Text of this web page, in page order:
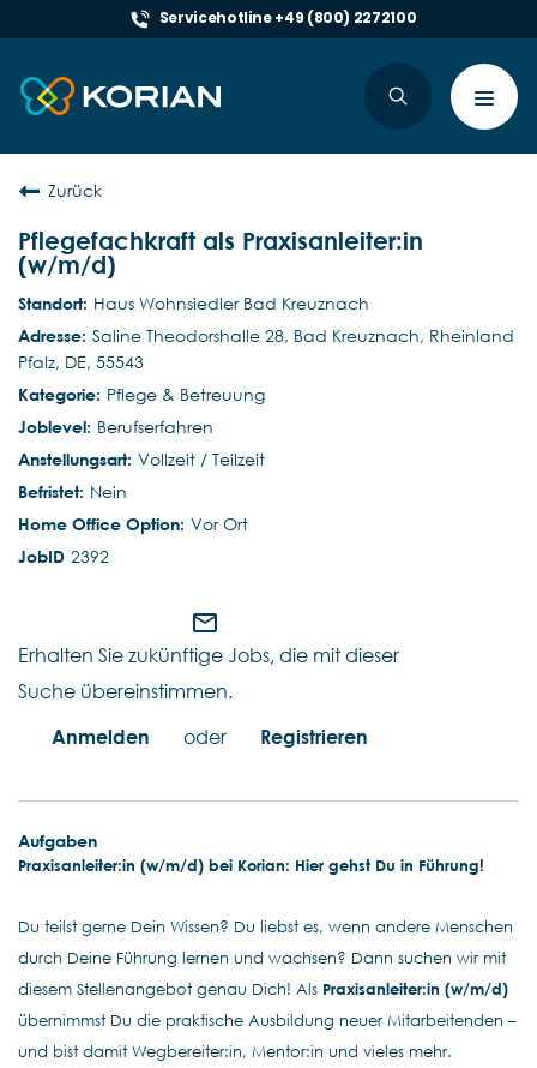
Servicehotline +49 (800) 2272100
Zurück
Pflegefachkraft als Praxisanleiter:in
(w/m/d)
Haus Wohnsiedler Bad Kreuznach
Saline Theodorshalle 28, Bad Kreuznach, Rheinland
Pfalz, DE, 55543
Pflege & Betreuung
Berufserfahren
Vollzeit / Teilzeit
Nein
Vor Ort
2392
mail_outline
Erhalten Sie zukünftige Jobs, die mit dieser
Suche übereinstimmen.
Anmelden
oder Registrieren
Aufgaben
Praxisanleiter:in (w/m/d) bei Korian: Hier gehst Du in Führung!
Du teilst gerne Dein Wissen? Du liebst es, wenn andere Menschen
durch Deine Führung lernen und wachsen? Dann suchen wir mit
diesem Stellenangebot genau Dich! Als Praxisanleiter:in (w/m/d)
übernimmst Du die praktische Ausbildung neuer Mitarbeitenden –
und bist damit Wegbereiter:in, Mentor:in und vieles mehr.